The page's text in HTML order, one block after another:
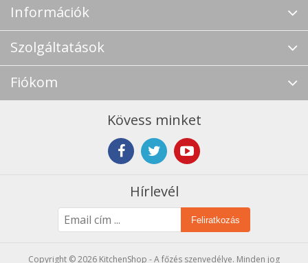
Információk
Szolgáltatások
Fiókom
Kövess minket
Hírlevél
Feliratkozás
Copyright © 2026 KitchenShop - A főzés szenvedélye. Minden jog